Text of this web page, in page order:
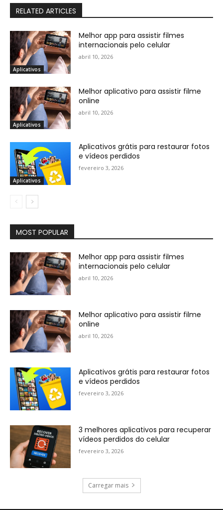
RELATED ARTICLES
Aplicativos
Melhor app para assistir filmes
internacionais pelo celular
abril 10, 2026
Aplicativos
Melhor aplicativo para assistir filme
online
abril 10, 2026
Aplicativos
Aplicativos grátis para restaurar fotos
e vídeos perdidos
fevereiro 3, 2026
MOST POPULAR
Melhor app para assistir filmes
internacionais pelo celular
abril 10, 2026
Melhor aplicativo para assistir filme
online
abril 10, 2026
Aplicativos grátis para restaurar fotos
e vídeos perdidos
fevereiro 3, 2026
3 melhores aplicativos para recuperar
vídeos perdidos do celular
fevereiro 3, 2026
Carregar mais